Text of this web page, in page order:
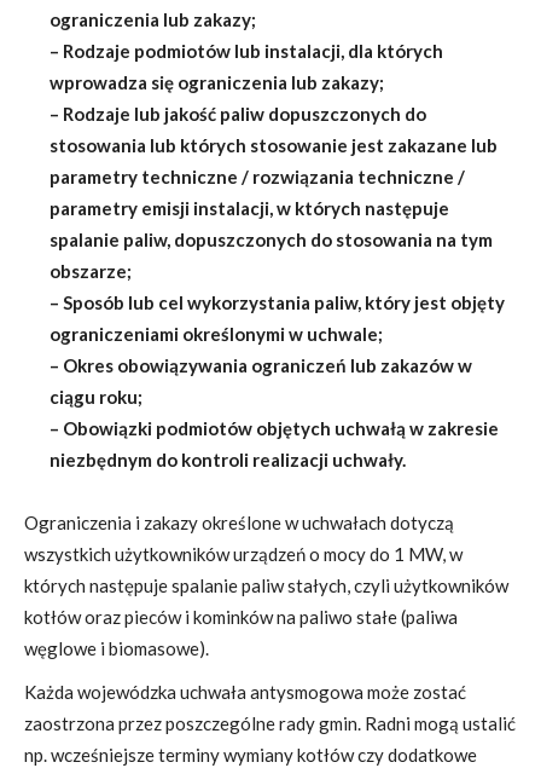
ograniczenia lub zakazy;
– Rodzaje podmiotów lub instalacji, dla których
wprowadza się ograniczenia lub zakazy;
– Rodzaje lub jakość paliw dopuszczonych do
stosowania lub których stosowanie jest zakazane lub
parametry techniczne / rozwiązania techniczne /
parametry emisji instalacji, w których następuje
spalanie paliw, dopuszczonych do stosowania na tym
obszarze;
– Sposób lub cel wykorzystania paliw, który jest objęty
ograniczeniami określonymi w uchwale;
– Okres obowiązywania ograniczeń lub zakazów w
ciągu roku;
– Obowiązki podmiotów objętych uchwałą w zakresie
niezbędnym do kontroli realizacji uchwały.
Ograniczenia i zakazy określone w uchwałach dotyczą
wszystkich użytkowników urządzeń o mocy do 1 MW, w
których następuje spalanie paliw stałych, czyli użytkowników
kotłów oraz pieców i kominków na paliwo stałe (paliwa
węglowe i biomasowe).
Każda wojewódzka uchwała antysmogowa może zostać
zaostrzona przez poszczególne rady gmin. Radni mogą ustalić
np. wcześniejsze terminy wymiany kotłów czy dodatkowe